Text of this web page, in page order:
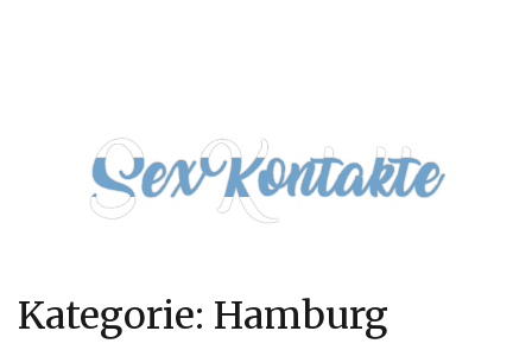
Kategorie: Hamburg